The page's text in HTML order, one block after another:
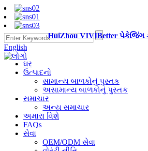
English
HuiZhou VIVIBetter પેકેજિંગ
ઘર
ઉત્પાદનો
સામાન્ય બાળકોનું પુસ્તક
અસામાન્ય બાળકોનું પુસ્તક
સમાચાર
અન્ય સમાચાર
અમારા વિશે
FAQs
સેવા
OEM/ODM સેવા